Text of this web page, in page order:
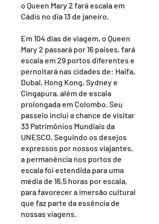
o Queen Mary 2 fará escala em
Cádis no dia 13 de janeiro.
Em 104 dias de viagem, o Queen
Mary 2 passará por 16 países, fará
escala em 29 portos diferentes e
pernoitará nas cidades de: Haifa,
Dubai, Hong Kong, Sydney e
Cingapura, além de escala
prolongada em Colombo. Seu
passeio inclui a chance de visitar
33 Patrimônios Mundiais da
UNESCO. Seguindo os desejos
expressos por nossos viajantes,
a permanência nos portos de
escala foi estendida para uma
média de 16,5 horas por escala,
para favorecer a imersão cultural
que faz parte da essência de
nossas viagens.